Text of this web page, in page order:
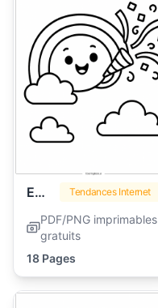
Emoji Tendances Internet
PDF/PNG imprimables
gratuits
18 Pages